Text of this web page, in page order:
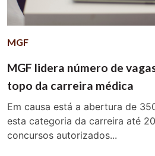
MGF
MGF lidera número de
topo da carreira médica
Em causa está a abertura de
esta categoria da carreira até
concursos autorizados...